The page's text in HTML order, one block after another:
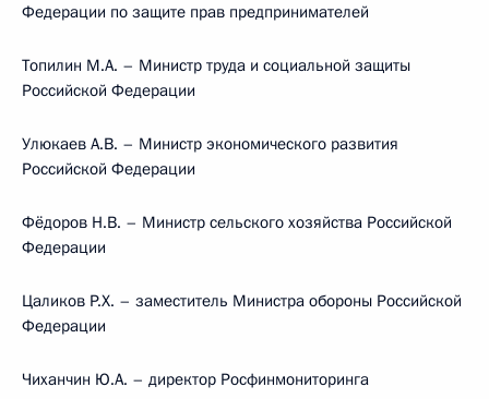
Федерации по защите прав предпринимателей
Топилин М.А. – Министр труда и социальной защиты
Российской Федерации
Улюкаев А.В. – Министр экономического развития
Российской Федерации
Фёдоров Н.В. – Министр сельского хозяйства Российской
Федерации
Цаликов Р.Х. – заместитель Министра обороны Российской
Федерации
Чиханчин Ю.А. – директор Росфинмониторинга